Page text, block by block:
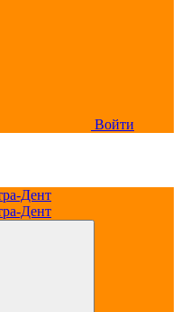
Войти